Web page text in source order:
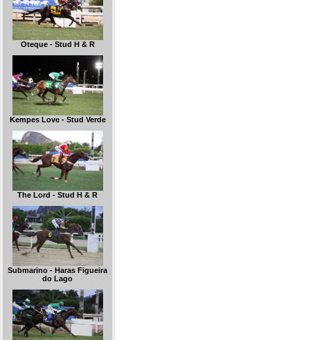
Oteque - Stud H & R
Kempes Love - Stud Verde
The Lord - Stud H & R
Submarino - Haras Figueira
do Lago